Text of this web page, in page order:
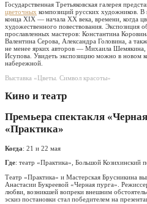
Государственная Третьяковская галерея
цветочных композиций русских художников.
конца XIX — начала XX века, времени, когда
художественного повествования. Экспозиция
прославленных мастеров: Константина
Валентина Серова, Александра Головина, а
не менее ярких авторов — Михаила
Исупова. Увидеть экспозицию можно в новом
набережной.
Выставка «Цветы. Символ красоты»
Кино и театр
Премьера спектакля
«Практика»
Когда: 21 и 22 мая
Где: театр «Практика», Большой Козихинский
Театр «Практика» и Мастерская Брусникина
Анастасии Букреевой «Черная пурга».
любви, возникшей вопреки внешним
эскиз постановки стал победителем на